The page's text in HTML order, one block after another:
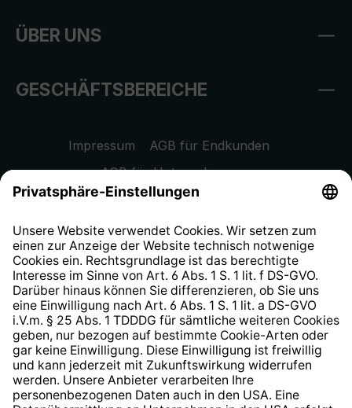
ÜBER UNS
GESCHÄFTSBEREICHE
Impressum
AGB für Endkunden
AGB für Unternehmen
Datenschutzhinweis
Widerrufsrecht
Hinweisgeberschutzsystem
Barrierefreiheit